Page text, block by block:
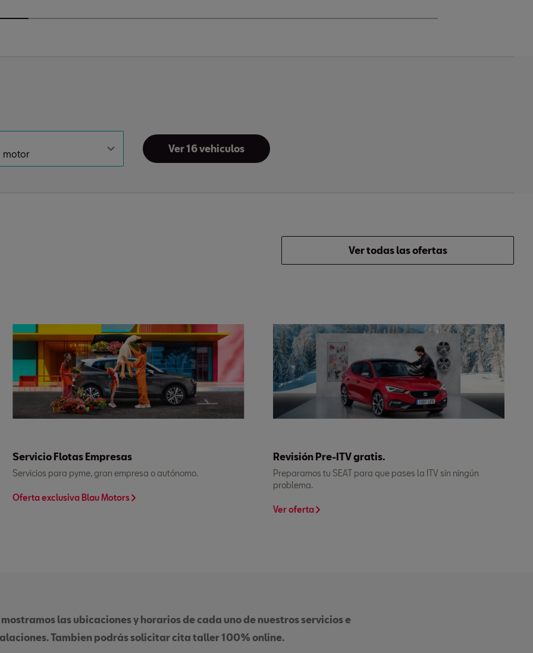
Ver 16 vehiculos
Ver todas las ofertas
Servicio Flotas Empresas
Servicios para pyme, gran empresa o autónomo.
Oferta exclusiva Blau Motors
Revisión Pre-ITV gratis.
Preparamos tu SEAT para que pases la ITV sin ningún
problema.
Ver oferta
las ubicaciones y horarios de cada uno de nuestros servicios e
Tambien podrás solicitar cita taller 100% online.